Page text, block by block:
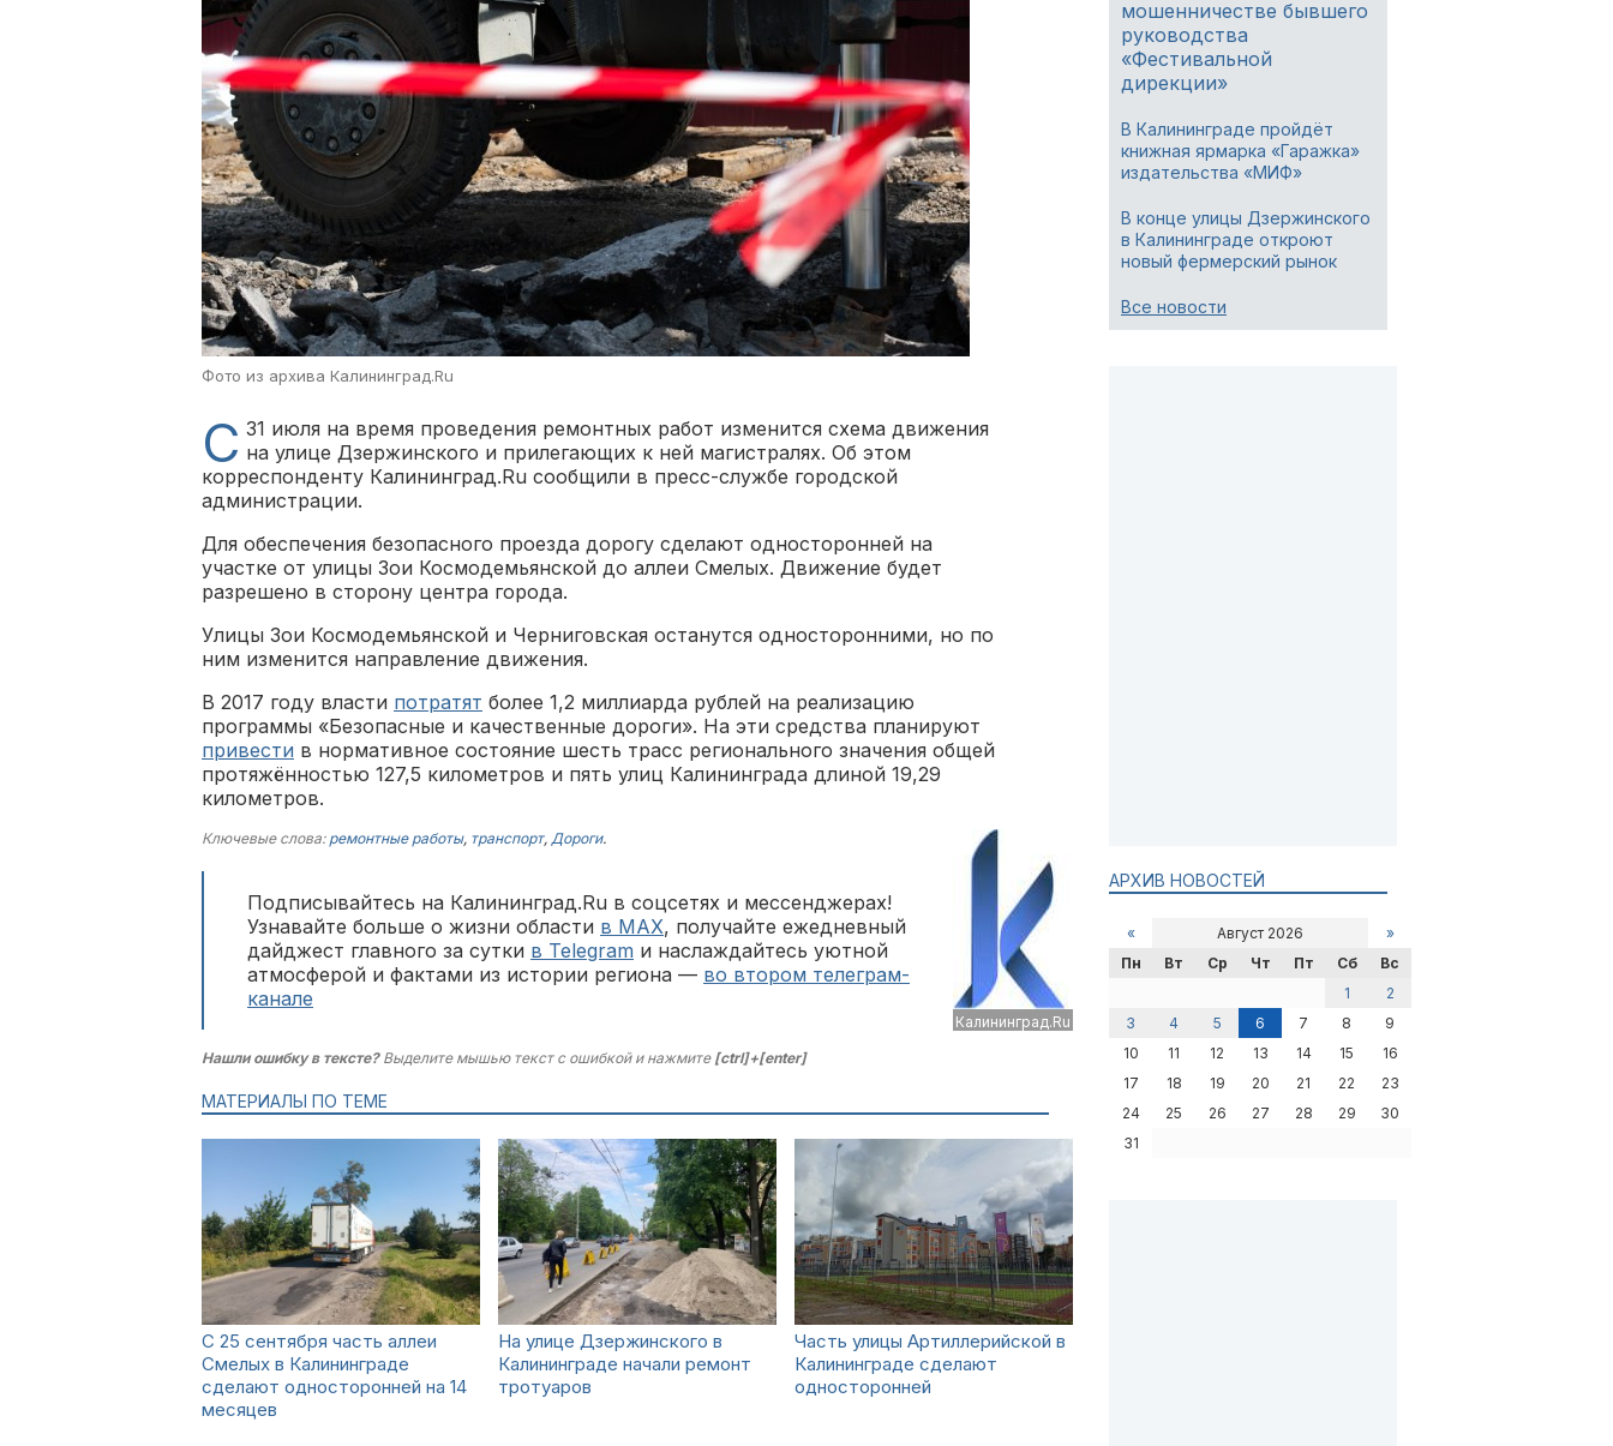
Фото из архива Калининград.Ru
С 31 июля на время проведения ремонтных работ изменится схема движения
на улице Дзержинского и прилегающих к ней магистралях. Об этом
корреспонденту Калининград.Ru сообщили в пресс-службе городской
администрации.
Для обеспечения безопасного проезда дорогу сделают односторонней на
участке от улицы Зои Космодемьянской до аллеи Смелых. Движение будет
разрешено в сторону центра города.
Улицы Зои Космодемьянской и Черниговская останутся односторонними, но по
ним изменится направление движения.
В 2017 году власти потратят более 1,2 миллиарда рублей на реализацию
программы «Безопасные и качественные дороги». На эти средства планируют
привести в нормативное состояние шесть трасс регионального значения общей
протяжённостью 127,5 километров и пять улиц Калининграда длиной 19,29
километров.
Калининград.Ru
Ключевые слова: ремонтные работы, транспорт, Дороги.
Подписывайтесь на Калининград.Ru в соцсетях и мессенджерах!
Узнавайте больше о жизни области в MAX, получайте ежедневный
дайджест главного за сутки в Telegram и наслаждайтесь уютной
атмосферой и фактами из истории региона — во втором телеграм-
канале
Нашли ошибку в тексте?Выделите мышью текст с ошибкой и нажмите [ctrl]+[enter]
МАТЕРИАЛЫ ПО ТЕМЕ
С 25 сентября часть аллеи
Смелых в Калининграде
сделают односторонней на 14
месяцев
На улице Дзержинского в
Калининграде начали ремонт
тротуаров
Часть улицы Артиллерийской в
Калининграде сделают
односторонней
мошенничестве бывшего
руководства
«Фестивальной
дирекции»
В Калининграде пройдёт
книжная ярмарка «Гаражка»
издательства «МИФ»
В конце улицы Дзержинского
в Калининграде откроют
новый фермерский рынок
Все новости
АРХИВ НОВОСТЕЙ
« Август 2026
»
Пн
Вт Ср Чт Пт Сб
Вс
1
2
3
4 5 6 7 8
9
10
11 12 13 14 15
16
17
18 19 20 21 22
23
24
25 26 27 28 29
30
31